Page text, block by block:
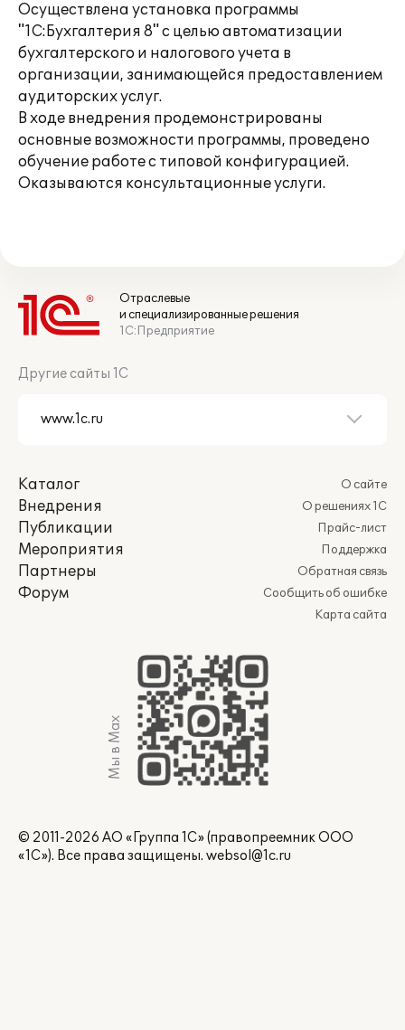
Осуществлена установка программы
"1C:Бухгалтерия 8" с целью автоматизации
бухгалтерского и налогового учета в
организации, занимающейся предоставлением
аудиторских услуг.
В ходе внедрения продемонстрированы
основные возможности программы, проведено
обучение работе с типовой конфигурацией.
Оказываются консультационные услуги.
Отраслевые
и специализированные решения
1С:Предприятие
Другие сайты 1С
Каталог
Внедрения
Публикации
Мероприятия
Партнеры
Форум
О сайте
О решениях 1С
Прайс-лист
Поддержка
Обратная связь
Сообщить об ошибке
Карта сайта
Мы в Max
© 2011-2026 АО «Группа 1С» (правопреемник ООО
«1С»). Все права защищены. websol@1c.ru